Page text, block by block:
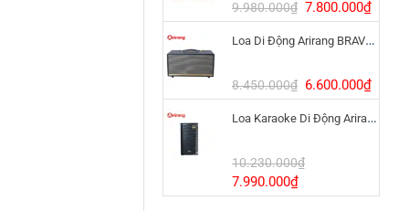
8.800.000₫.
9.980.000₫ Giá
gốc
là:
7.800.000₫Giá
hiện
tại
Loa Di Động Arirang BRAVO 8 800W Có Micro
8.450.000₫ Giá
gốc
là:
6.600.000₫Giá
hiện
tại
Loa Karaoke Di Động Arirang EDGE-X Model I
10.230.000₫
Giá
gốc
7.990.000₫Giá
hiện